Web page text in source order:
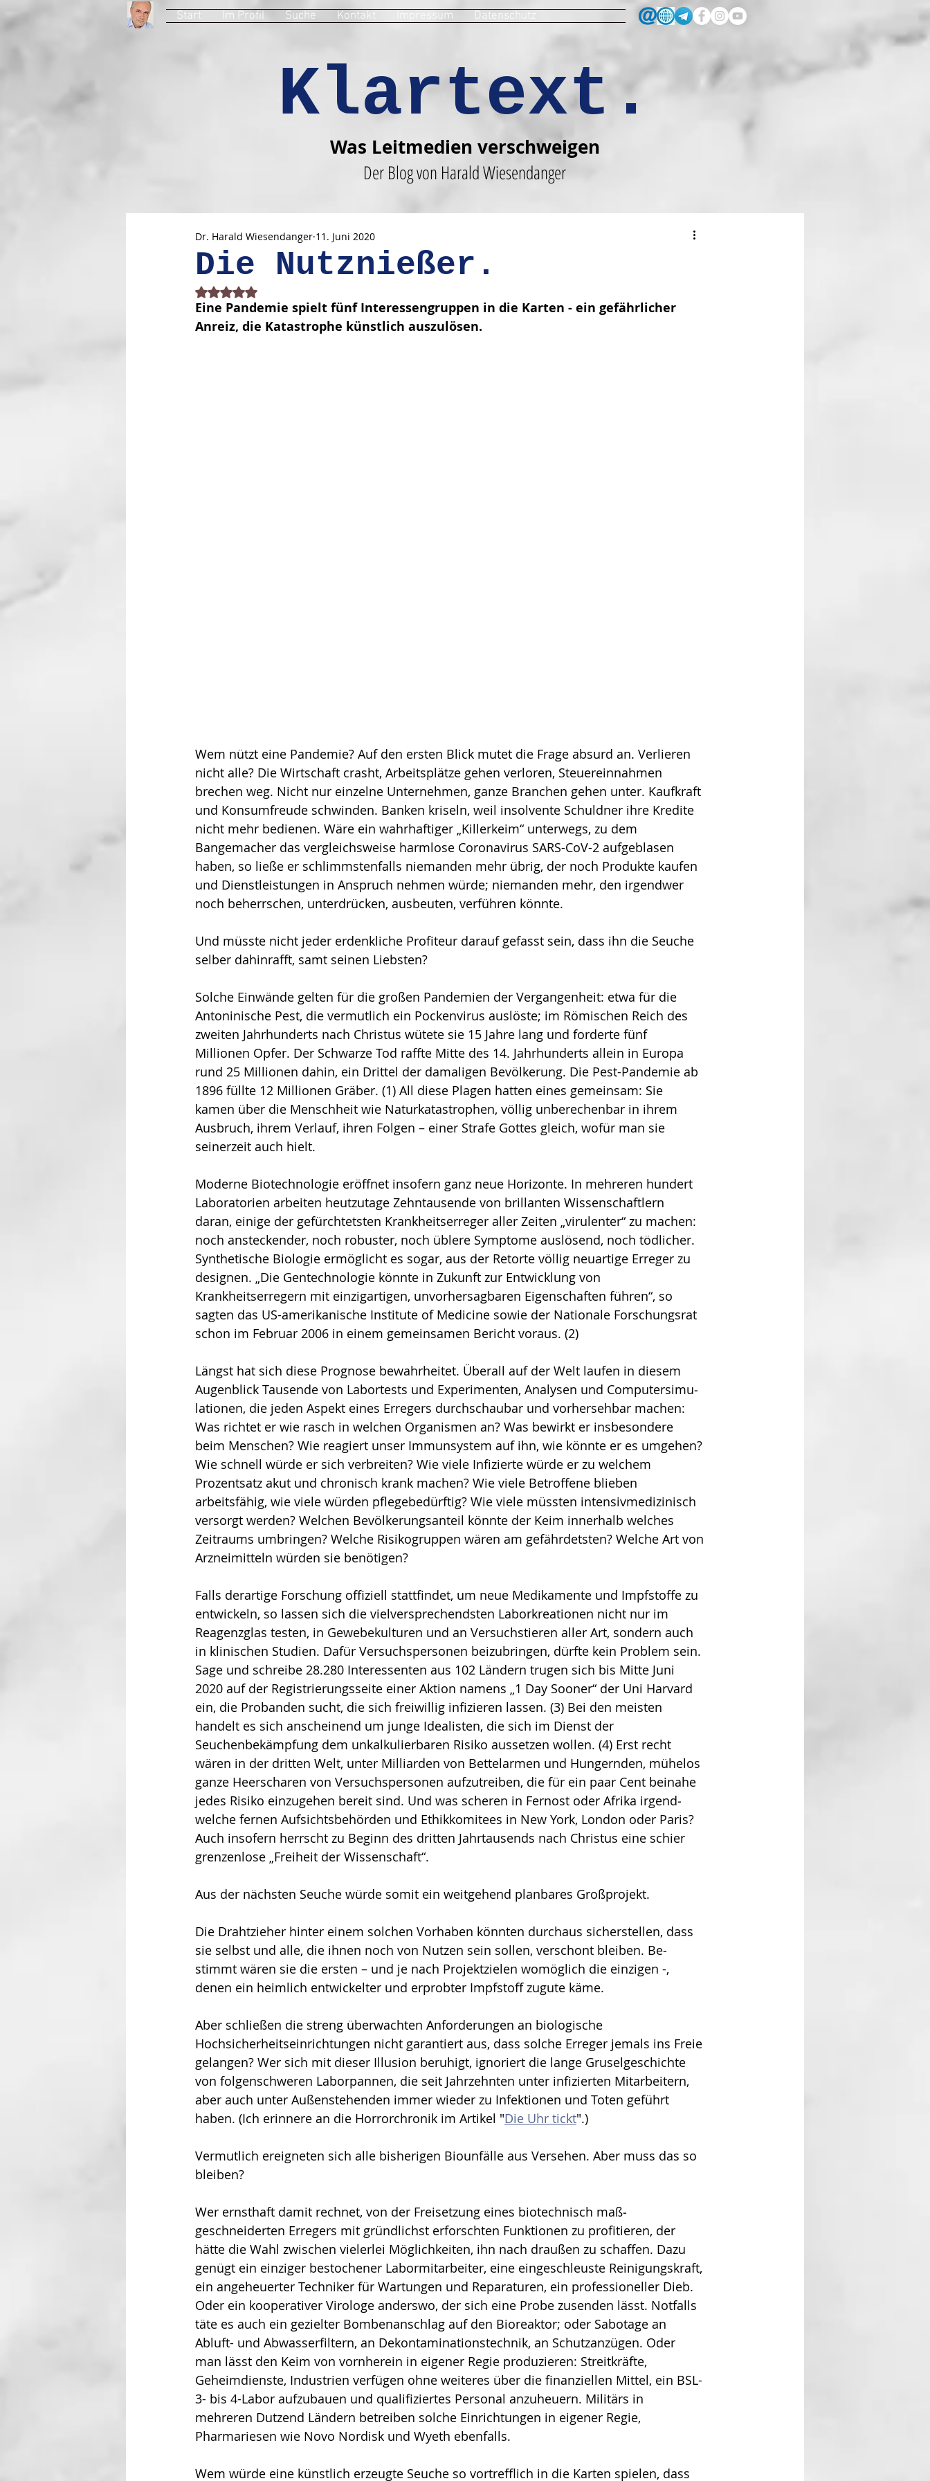
Start Im Profil Suche Kontakt Impressum Datenschutz
Klartext.
Was Leitmedien verschweigen
Der Blog von Harald Wiesendanger
Die Nutznießer.
Dr. Harald Wiesendanger 11. Juni 2020
Mit NaN von 5 Sternen bewertet.
Eine Pandemie spielt fünf Interessengruppen in die Karten - ein gefährlicher
Anreiz, die Katastrophe künstlich auszulösen.
Wem nützt eine Pandemie? Auf den ersten Blick mutet die Frage absurd an. Verlieren
nicht alle? Die Wirtschaft crasht, Arbeits­plätze gehen verloren, Steuereinnahmen
brechen weg. Nicht nur einzelne Unternehmen, ganze Branchen gehen unter. Kaufkraft
und Konsumfreude schwinden. Banken kriseln, weil insolvente Schuldner ihre Kredite
nicht mehr bedienen. Wäre ein wahrhaftiger „Killerkeim“ unter­wegs, zu dem
Bangemacher das ve­r­gleichs­weise harmlose Coronavirus SARS-CoV-2 aufge­blasen
haben, so ließe er schlimmstenfalls niemanden mehr übrig, der noch Produkte kaufen
und Dienstleistun­gen in Anspruch nehmen würde; niemanden mehr, den irgendwer
noch beherrschen, unterdrücken, ausbeuten, verführen könnte.
Und müsste nicht jeder erdenkliche Profiteur darauf gefasst sein, dass ihn die Seuche
selber dahinrafft, samt seinen Liebsten?
Solche Einwände gelten für die großen Pandemien der Vergangenheit: etwa für die
Antoninische Pest, die ver­mutlich ein Pockenvirus auslöste; im Römischen Reich des
zweiten Jahrhunderts nach Christus wütete sie 15 Jahre lang und forderte fünf
Millionen Opfer. Der Schwar­ze Tod raffte Mitte des 14. Jahrhunderts allein in Europa
rund 25 Millionen dahin, ein Drittel der damali­gen Bevölkerung. Die Pest-Pandemie ab
1896 füllte 12 Millionen Gräber. (1) All diese Plagen hatten eines gemein­sam: Sie
kamen über die Menschheit wie Naturkatastro­phen, völlig unberechenbar in ihrem
Ausbruch, ihrem Verlauf, ihren Folgen – einer Strafe Gottes gleich, wofür man sie
seinerzeit auch hielt.
Moderne Biotechnologie eröffnet insofern ganz neue Hori­zonte. In mehreren hundert
Laboratorien arbeiten heutzutage Zehntausende von brillanten Wissenschaftlern
daran, einige der gefürchtetsten Krankheitserreger aller Zeiten „virulenter“ zu machen:
noch ansteckender, noch robuster, noch üblere Symptome auslösend, noch töd­licher.
Synthetische Biologie ermöglicht es sogar, aus der Retorte völlig neuartige Erreger zu
designen. „Die Gen­tech­no­logie könnte in Zukunft zur Entwicklung von
Krankheitserregern mit einzigartigen, unvorhersagbaren Eigenschaften führen“, so
sagten das US-amerikanische Institute of Medicine sowie der Nationale Forschungsrat
schon im Februar 2006 in einem gemeinsamen Bericht voraus. (2)
Längst hat sich diese Prognose bewahrheitet. Überall auf der Welt laufen in diesem
Augenblick Tausende von Labor­tests und Experimenten, Analysen und Computer­simu­
lationen, die jeden Aspekt eines Erregers durch­schau­bar und vorhersehbar machen:
Was richtet er wie rasch in welchen Organismen an? Was bewirkt er insbe­son­dere
beim Menschen? Wie reagiert unser Immunsy­stem auf ihn, wie könnte er es umgehen?
Wie schnell würde er sich verbreiten? Wie viele Infizierte würde er zu welchem
Prozentsatz akut und chronisch krank machen? Wie viele Betroffene blieben
arbeitsfähig, wie viele wür­den pflegebedürftig? Wie viele müssten intensivmedizi­nisch
versorgt werden? Welchen Bevölkerungsanteil könn­te der Keim innerhalb welches
Zeitraums umbrin­gen? Welche Risikogruppen wären am gefährdetsten? Welche Art von
Arzneimitteln würden sie benötigen?
Falls derartige Forschung offiziell stattfindet, um neue Medikamente und Impfstoffe zu
entwickeln, so lassen sich die vielversprechendsten Laborkreationen nicht nur im
Reagenzglas testen, in Gewebekulturen und an Ver­suchstieren aller Art, sondern auch
in klinischen Studien. Dafür Versuchspersonen beizubringen, dürfte kein Pro­blem sein.
Sage und schreibe 28.280 Interessenten aus 102 Ländern trugen sich bis Mitte Juni
2020 auf der Registrierungsseite einer Aktion namens „1 Day Sooner“ der Uni Harvard
ein, die Probanden sucht, die sich frei­willig infizieren lassen. (3) Bei den meisten
handelt es sich anscheinend um junge Idealisten, die sich im Dienst der
Seuchenbekämpfung dem unkalkulierbaren Risiko aus­set­zen wollen. (4) Erst recht
wären in der dritten Welt, unter Milliarden von Bettelarmen und Hungernden, mühelos
ganze Heerscharen von Versuchspersonen aufzutreiben, die für ein paar Cent beinahe
jedes Risiko einzugehen bereit sind. Und was scheren in Fernost oder Afrika irgend­
welche fernen Aufsichtsbehörden und Ethik­komi­tees in New York, London oder Paris?
Auch insofern herrscht zu Beginn des dritten Jahrtausends nach Christus eine schier
grenzenlose „Freiheit der Wissenschaft“.
Aus der nächsten Seuche würde somit ein weitgehend planbares Großprojekt.
Die Drahtzieher hinter einem solchen Vorhaben könnten durchaus sicherstellen, dass
sie selbst und alle, die ihnen noch von Nutzen sein sollen, verschont bleiben. Be­
stimmt wären sie die ersten – und je nach Projektzielen wo­möglich die einzigen -,
denen ein heimlich entwickel­ter und erprobter Impfstoff zugute käme.
Aber schließen die streng überwachten Anforderungen an biologische
Hochsicherheitseinrichtungen nicht garantiert aus, dass solche Erreger jemals ins Freie
gelangen? Wer sich mit dieser Illusion beruhigt, ignoriert die lange Grusel­geschichte
von folgenschweren Laborpannen, die seit Jahrzehnten unter infizierten Mitarbeitern,
aber auch unter Außenstehenden immer wieder zu Infektionen und Toten geführt
haben. (Ich erinnere an die Horrorchronik im Artikel "Die Uhr tickt".)
Vermutlich ereigneten sich alle bisherigen Biounfälle aus Versehen. Aber muss das so
bleiben?
Wer ernsthaft da­mit rechnet, von der Freisetzung eines biotechnisch maß­
geschneiderten Erregers mit gründlichst erforschten Funktionen zu profitieren, der
hätte die Wahl zwischen vieler­lei Möglichkeiten, ihn nach draußen zu schaffen. Dazu
genügt ein einziger bestochener Labor­mitarbeiter, eine eingeschleuste Reinigungskraft,
ein angeheuerter Tech­niker für Wartungen und Reparaturen, ein professio­nel­ler Dieb.
Oder ein kooperativer Virologe anderswo, der sich eine Probe zusenden lässt. Notfalls
täte es auch ein gezielter Bombenanschlag auf den Bio­reaktor; oder Sabotage an
Abluft- und Abwasserfiltern, an Dekontami­na­ti­ons­technik, an Schutzanzügen. Oder
man lässt den Keim von vornherein in eigener Regie produzieren: Streitkräfte,
Geheimdienste, Industrien verfügen ohne weiteres über die finanziellen Mittel, ein BSL-
3- bis 4-Labor aufzubauen und qualifiziertes Personal anzuheu­ern. Militärs in
mehreren Dutzend Ländern betreiben solche Einrichtungen in eigener Regie,
Pharmariesen wie Novo Nordisk und Wyeth ebenfalls.
Wem würde eine künstlich erzeugte Seuche so vortreff­lich in die Karten spielen, dass